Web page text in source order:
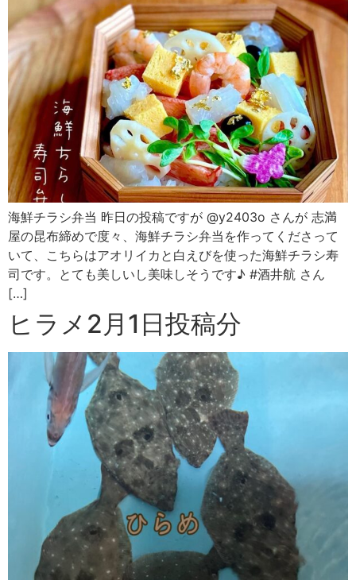
海鮮チラシ弁当 昨日の投稿ですが @y2403o さんが 志満
屋の昆布締めで度々、海鮮チラシ弁当を作ってくださって
いて、こちらはアオリイカと白えびを使った海鮮チラシ寿
司です。とても美しいし美味しそうです♪ #酒井航 さん
[…]
ヒラメ2月1日投稿分